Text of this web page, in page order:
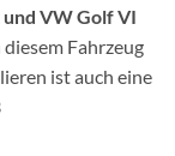
VW Golf VI
Fahrzeug
ist auch eine